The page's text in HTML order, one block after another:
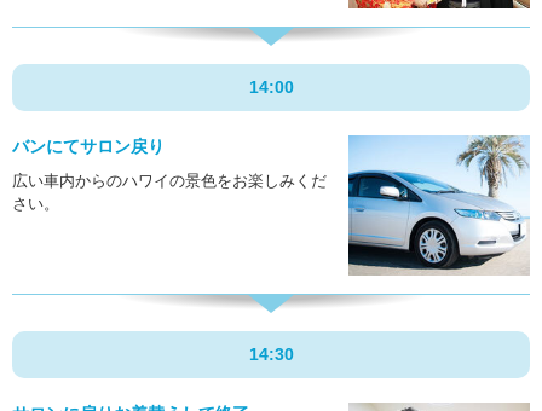
14:00
バンにてサロン戻り
広い車内からのハワイの景色をお楽しみくだ
さい。
14:30